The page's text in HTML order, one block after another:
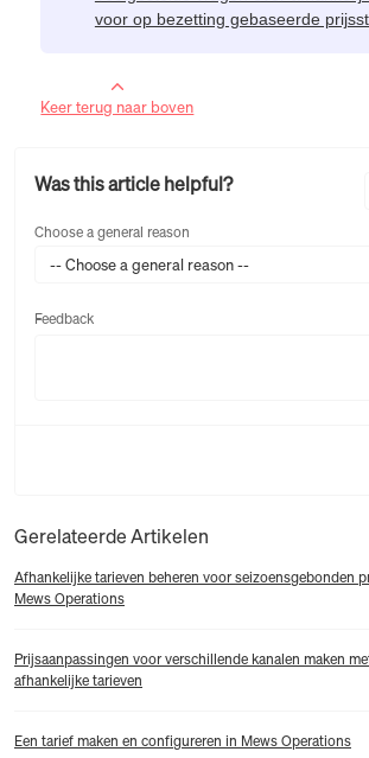
voor op bezetting gebaseerde
Keer terug naar boven
Was this article helpful?
Choose a general reason
-- Choose a general reason --
Feedback
Gerelateerde Artikelen
Afhankelijke tarieven beheren voor seizoensgebonden
Mews Operations
Prijsaanpassingen voor verschillende kanalen maken
afhankelijke tarieven
Een tarief maken en configureren in Mews Operations